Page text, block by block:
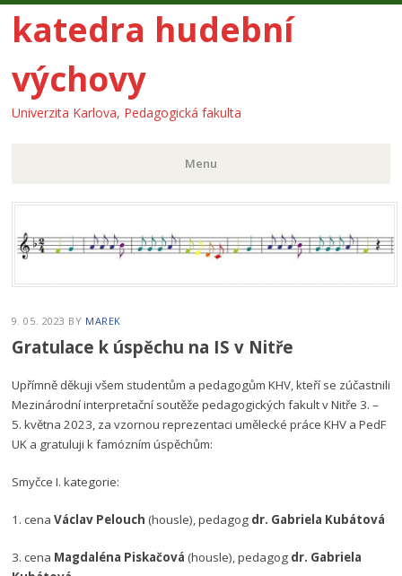
katedra hudební
výchovy
Univerzita Karlova, Pedagogická fakulta
Menu
Skip
to
content
9. 05. 2023 BY MAREK
Gratulace k úspěchu na IS v Nitře
Upřímně děkuji všem studentům a pedagogům KHV, kteří se zúčastnili
Mezinárodní interpretační soutěže pedagogických fakult v Nitře 3. –
5. května 2023, za vzornou reprezentaci umělecké práce KHV a PedF
UK a gratuluji k famózním úspěchům:
Smyčce I. kategorie:
1. cena Václav Pelouch (housle), pedagog dr. Gabriela Kubátová
3. cena Magdaléna Piskačová (housle), pedagog dr. Gabriela